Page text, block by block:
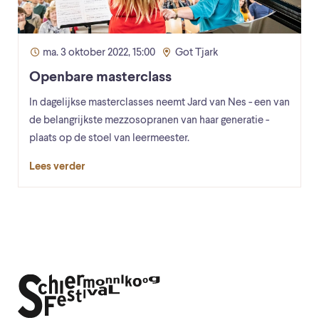
ma. 3 oktober 2022, 15:00 Got Tjark
Openbare masterclass
In dagelijkse masterclasses neemt Jard van Nes - een van
de belangrijkste mezzosopranen van haar generatie -
plaats op de stoel van leermeester.
Lees verder